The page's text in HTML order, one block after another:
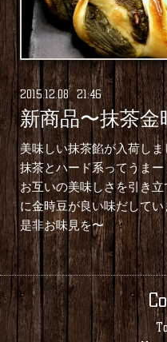
2015 12.08 21:46
新商品〜抹茶
美味しい抹茶餡が入荷し
抹茶とハード系ってうま
お互いの美味しさを引き
に金時豆が良い味だしてい
是非お味見を〜